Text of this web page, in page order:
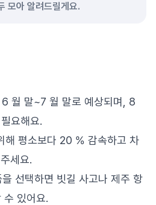
모아 알려드릴게요.
월 말~7 월 말로 예상되며, 8
요해요.
해 평소보다 20 % 감속하고 차
세요.
선택하면 빗길 사고나 제주 항
수 있어요.